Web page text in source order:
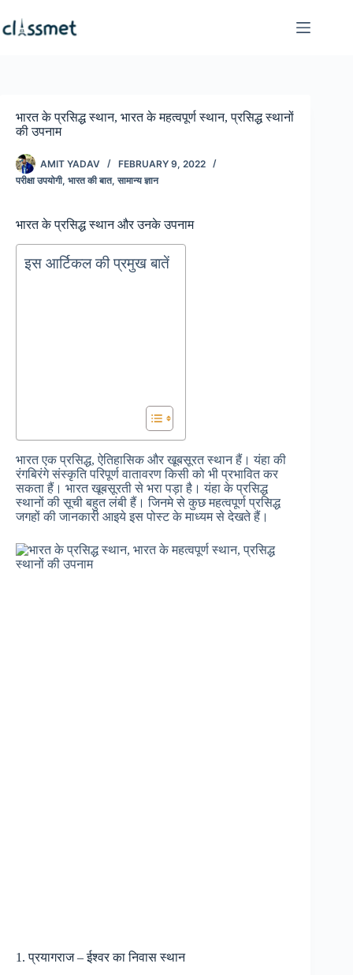
content
भारत के प्रसिद्ध स्थान, भारत के महत्वपूर्ण स्थान, प्रसिद्ध स्थानों
की उपनाम
AMIT YADAV
FEBRUARY 9, 2022
परीक्षा उपयोगी, भारत की बात, सामान्य ज्ञान
भारत के प्रसिद्ध स्थान और उनके उपनाम
इस आर्टिकल की प्रमुख बातें
भारत एक प्रसिद्ध, ऐतिहासिक और खूबसूरत स्थान हैं। यंहा की
रंगबिरंगे संस्कृति परिपूर्ण वातावरण किसी को भी प्रभावित कर
सकता हैं। भारत खूबसूरती से भरा पड़ा है। यंहा के प्रसिद्ध
स्थानों की सूची बहुत लंबी हैं। जिनमे से कुछ महत्वपूर्ण प्रसिद्ध
जगहों की जानकारी आइये इस पोस्ट के माध्यम से देखते हैं।
1. प्रयागराज – ईश्वर का निवास स्थान